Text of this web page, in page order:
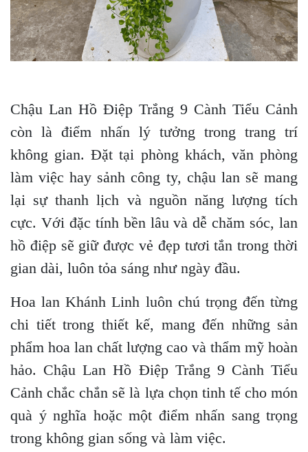
Chậu Lan Hồ Điệp Trắng 9 Cành Tiểu Cảnh
còn là điểm nhấn lý tưởng trong trang trí
không gian. Đặt tại phòng khách, văn phòng
làm việc hay sảnh công ty, chậu lan sẽ mang
lại sự thanh lịch và nguồn năng lượng tích
cực. Với đặc tính bền lâu và dễ chăm sóc, lan
hồ điệp sẽ giữ được vẻ đẹp tươi tắn trong thời
gian dài, luôn tỏa sáng như ngày đầu.
Hoa lan Khánh Linh luôn chú trọng đến từng
chi tiết trong thiết kế, mang đến những sản
phẩm hoa lan chất lượng cao và thẩm mỹ hoàn
hảo. Chậu Lan Hồ Điệp Trắng 9 Cành Tiểu
Cảnh chắc chắn sẽ là lựa chọn tinh tế cho món
quà ý nghĩa hoặc một điểm nhấn sang trọng
trong không gian sống và làm việc.